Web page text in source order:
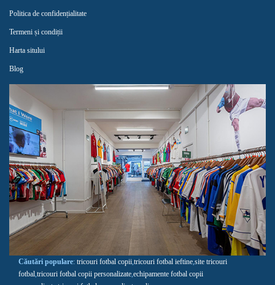
Politica de confidențialitate
Termeni și condiții
Harta sitului
Blog
Căutări populare: tricouri fotbal copii tricouri fotbal ieftine site tricouri
fotbal tricouri fotbal copii personalizate echipamente fotbal copii